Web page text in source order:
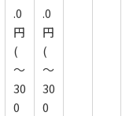
.0
円
(
～
30
0
.0
円
(
～
30
0